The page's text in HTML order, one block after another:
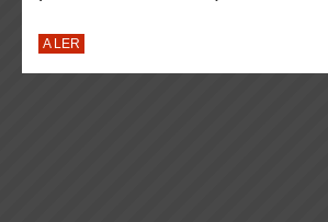
A LER